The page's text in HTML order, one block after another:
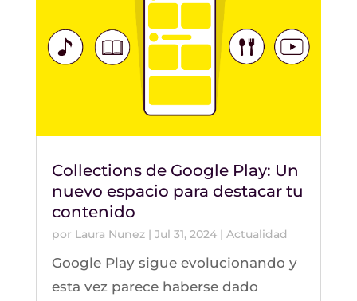
Collections de Google Play: Un
nuevo espacio para destacar tu
contenido
por Laura Nunez| Jul 31, 2024| Actualidad
Google Play sigue evolucionando y
esta vez parece haberse dado